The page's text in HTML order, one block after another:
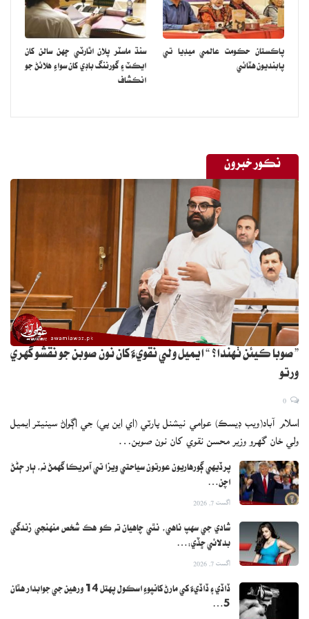
پاڪستان حڪومت عالمي ميڊيا تي
پابنديون هٽائي
سنڌ ماسٽر پلان اٿارٽي ڇهن سالن کان
ايڪٽ ۽ گورننگ باڊي کان سواءِ هلائڻ جو
انڪشاف
نڪور خبرون
” صوبا ڪيئن ٺهندا؟ “ ايميل ولي نقويءَ کان نون صوبن جو نقشو گهري
ورتو
اسلام آباد(ويب ڊيسڪ) عوامي نيشنل پارٽي (اي اين پي) جي اڳواڻ سينيٽر ايميل
ولي خان گهرو وزير محسن نقوي کان نون صوبن…
پرڏيهي ڳورهاريون عورتون سياحتي ويزا تي آمريڪا گهمڻ نه، ٻار ڄڻڻ
اچن…
اگست 7, 2026
شادي جي سهپ ناهي، نٿي چاهيان ته ڪو هڪ شخص منهنجي زندگي
بدلائي ڇڏي:…
اگست 7, 2026
ڏاڏي ۽ ڏاڏيءَ کي مارڻ کانپوءِ اسڪول پهتل 14 ورهين جي جوابدار هٿان
5…